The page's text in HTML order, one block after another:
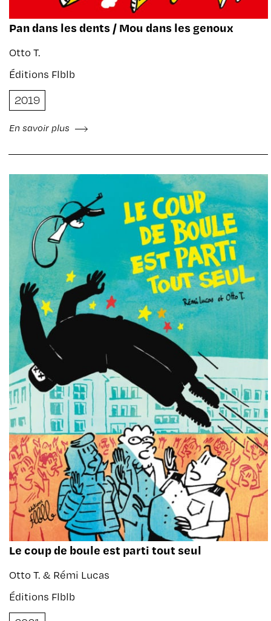
Pan dans les dents / Mou dans les genoux
Otto T.
Éditions Flblb
2019
En savoir plus
Le coup de boule est parti tout seul
Otto T. & Rémi Lucas
Éditions Flblb